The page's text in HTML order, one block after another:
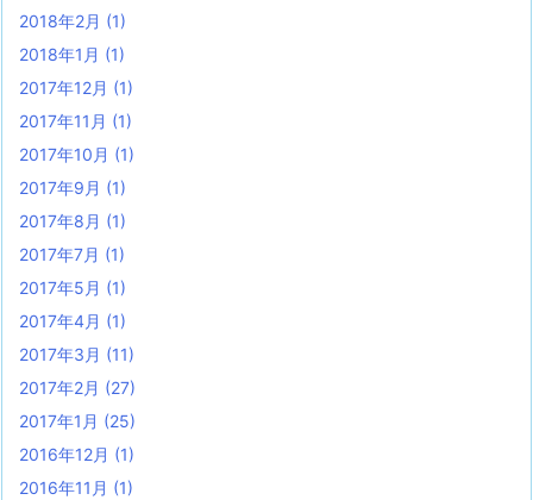
2018年2月 (1)
2018年1月 (1)
2017年12月 (1)
2017年11月 (1)
2017年10月 (1)
2017年9月 (1)
2017年8月 (1)
2017年7月 (1)
2017年5月 (1)
2017年4月 (1)
2017年3月 (11)
2017年2月 (27)
2017年1月 (25)
2016年12月 (1)
2016年11月 (1)